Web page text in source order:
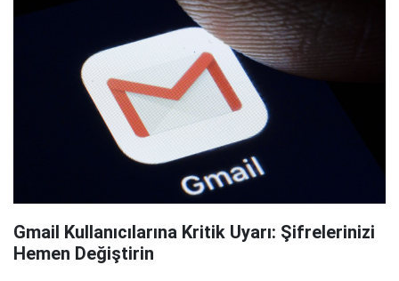
Gmail Kullanıcılarına Kritik Uyarı: Şifrelerinizi
Hemen Değiştirin